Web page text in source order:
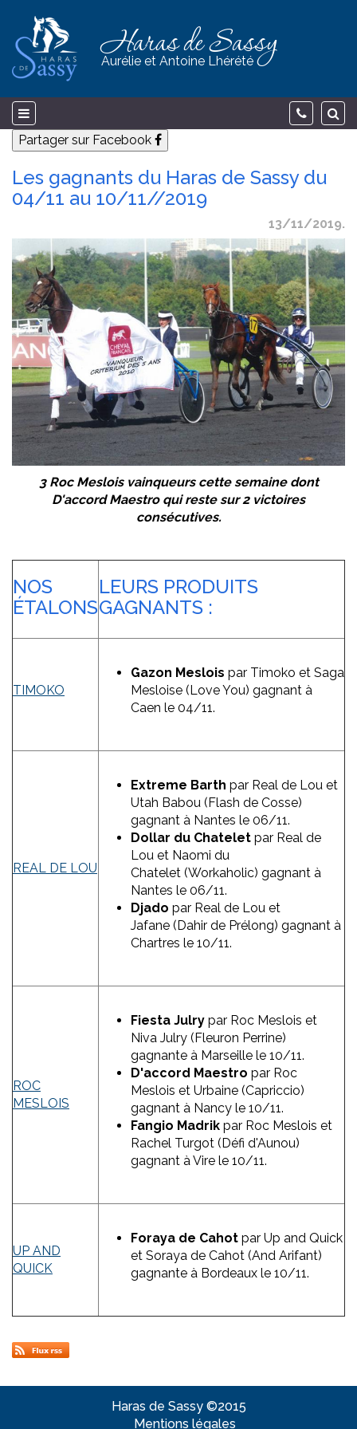
Haras de Sassy
Aurélie et Antoine Lhérété
Partager sur Facebook
Les gagnants du Haras de Sassy du
04/11 au 10/11//2019
13/11/2019.
3 Roc Meslois vainqueurs cette semaine dont
D'accord Maestro qui reste sur 2 victoires
consécutives.
NOS
ÉTALONS
LEURS PRODUITS
GAGNANTS :
TIMOKO
Gazon Meslois par Timoko et Saga
Mesloise (Love You) gagnant à
Caen le 04/11.
REAL DE LOU
Extreme Barth par Real de Lou et
Utah Babou (Flash de Cosse)
gagnant à Nantes le 06/11.
Dollar du Chatelet par Real de
Lou et Naomi du
Chatelet (Workaholic) gagnant à
Nantes le 06/11.
Djado par Real de Lou et
Jafane (Dahir de Prélong) gagnant à
Chartres le 10/11.
ROC
MESLOIS
Fiesta Julry par Roc Meslois et
Niva Julry (Fleuron Perrine)
gagnante à Marseille le 10/11.
D'accord Maestro par Roc
Meslois et Urbaine (Capriccio)
gagnant à Nancy le 10/11.
Fangio Madrik par Roc Meslois et
Rachel Turgot (Défi d'Aunou)
gagnant à Vire le 10/11.
UP AND
QUICK
Foraya de Cahot par Up and Quick
et Soraya de Cahot (And Arifant)
gagnante à Bordeaux le 10/11.
Haras de Sassy ©2015
Mentions légales